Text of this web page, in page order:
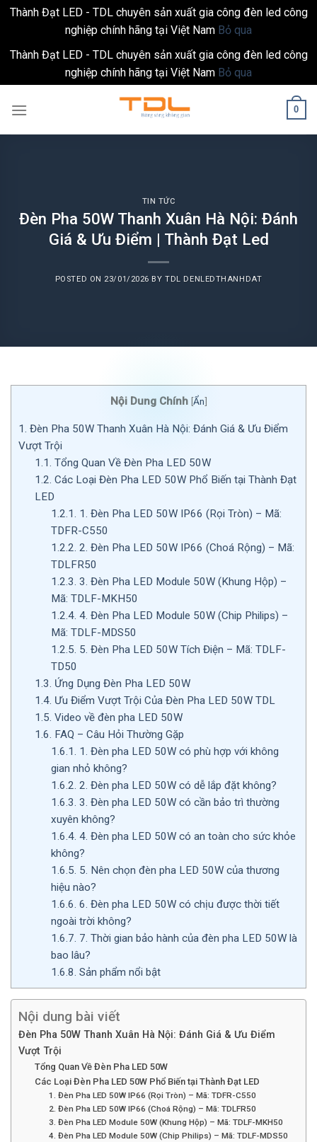
Thành Đạt LED - TDL chuyên sản xuất gia công đèn led công
nghiệp chính hãng tại Việt Nam Bỏ qua
Thành Đạt LED - TDL chuyên sản xuất gia công đèn led công
nghiệp chính hãng tại Việt Nam Bỏ qua
0
TIN TỨC
Đèn Pha 50W Thanh Xuân Hà Nội: Đánh
Giá & Ưu Điểm | Thành Đạt Led
POSTED ON 23/01/2026 BYTDL DENLEDTHANHDAT
Nội Dung Chính [Ẩn]
1. Đèn Pha 50W Thanh Xuân Hà Nội: Đánh Giá & Ưu Điểm
Vượt Trội
1.1. Tổng Quan Về Đèn Pha LED 50W
1.2. Các Loại Đèn Pha LED 50W Phổ Biến tại Thành Đạt
LED
1.2.1. 1. Đèn Pha LED 50W IP66 (Rọi Tròn) – Mã:
TDFR-C550
1.2.2. 2. Đèn Pha LED 50W IP66 (Choá Rộng) – Mã:
TDLFR50
1.2.3. 3. Đèn Pha LED Module 50W (Khung Hộp) –
Mã: TDLF-MKH50
1.2.4. 4. Đèn Pha LED Module 50W (Chip Philips) –
Mã: TDLF-MDS50
1.2.5. 5. Đèn Pha LED 50W Tích Điện – Mã: TDLF-
TD50
1.3. Ứng Dụng Đèn Pha LED 50W
1.4. Ưu Điểm Vượt Trội Của Đèn Pha LED 50W TDL
1.5. Video về đèn pha LED 50W
1.6. FAQ – Câu Hỏi Thường Gặp
1.6.1. 1. Đèn pha LED 50W có phù hợp với không
gian nhỏ không?
1.6.2. 2. Đèn pha LED 50W có dễ lắp đặt không?
1.6.3. 3. Đèn pha LED 50W có cần bảo trì thường
xuyên không?
1.6.4. 4. Đèn pha LED 50W có an toàn cho sức khỏe
không?
1.6.5. 5. Nên chọn đèn pha LED 50W của thương
hiệu nào?
1.6.6. 6. Đèn pha LED 50W có chịu được thời tiết
ngoài trời không?
1.6.7. 7. Thời gian bảo hành của đèn pha LED 50W là
bao lâu?
1.6.8. Sản phẩm nổi bật
Nội dung bài viết
Đèn Pha 50W Thanh Xuân Hà Nội: Đánh Giá & Ưu Điểm
Vượt Trội
Tổng Quan Về Đèn Pha LED 50W
Các Loại Đèn Pha LED 50W Phổ Biến tại Thành Đạt LED
1. Đèn Pha LED 50W IP66 (Rọi Tròn) – Mã: TDFR-C550
2. Đèn Pha LED 50W IP66 (Choá Rộng) – Mã: TDLFR50
3. Đèn Pha LED Module 50W (Khung Hộp) – Mã: TDLF-MKH50
4. Đèn Pha LED Module 50W (Chip Philips) – Mã: TDLF-MDS50